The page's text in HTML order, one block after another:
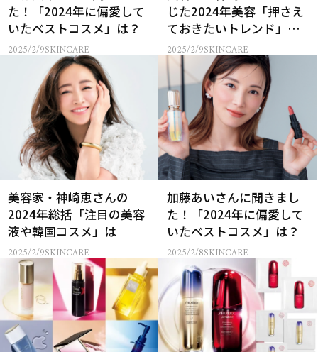
た！「2024年に偏愛して
いたベストコスメ」は？
2025/2/9SKINCARE
じた2024年美容「押さえ
ておきたいトレンド」７
選
2025/2/9SKINCARE
美容家・神崎恵さんの
2024年総括「注目の美容
液や韓国コスメ」は
2025/2/9SKINCARE
加藤あいさんに聞きまし
た！「2024年に偏愛して
いたベストコスメ」は？
2025/2/8SKINCARE